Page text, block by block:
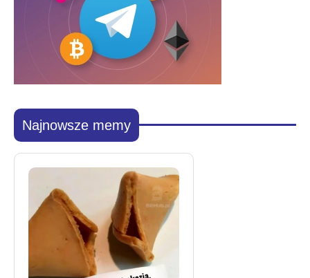
Najnowsze memy